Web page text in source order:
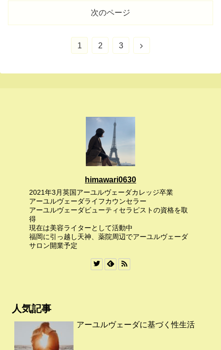
次のページ
1 2 3
himawari0630
2021年3月英国アーユルヴェーダカレッジ卒業
アーユルヴェーダライフカウンセラー
アーユルヴェーダビューティセラピストの資格を取
得
現在は美容ライターとして活動中
福岡に引っ越し天神、薬院周辺でアーユルヴェーダ
サロン開業予定
人気記事
アーユルヴェーダに基づく性生活